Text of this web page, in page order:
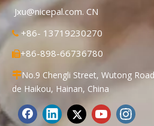
Jxu@nicepal.com. CN
 +86- 13719230270
+86-898-66736780
No.9 Chengli Street, Wutong
de Haikou, Hainan, China